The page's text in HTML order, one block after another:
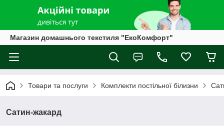
Магазин домашнього текстиля "ЕкоКомфорт"
Товари та послуги Комплекти постільної білизни
Сатин-жакард